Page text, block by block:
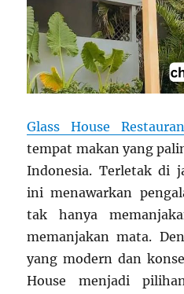
Glass House
tempat makan yang
Indonesia. Terletak di
ini menawarkan
tak hanya
memanjakan mata.
yang modern dan
House menjadi